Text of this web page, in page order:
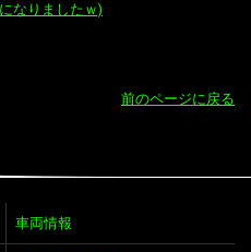
なりましたｗ)
前のページに戻る
車両情報